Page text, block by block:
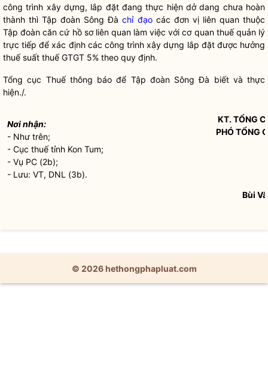
công trình xây dựng, lắp đặt đang thực hiện dở dang chưa hoàn
thành thì Tập đoàn Sông Đàchỉ đạocác đơn vị liên quan thuộc
Tập đoàn căn cứ hồ sơ liên quan làm việc với cơ quan thuế quản lý
trực tiếp để xác định các công trình xây dựng lắp đặt được hưởng
thuế suất thuế GTGT 5% theo quy định.
Tổng cục Thuế thông báo để Tập đoàn Sông Đà biết và thực
hiện./.
Nơi nhận:
- Như trên;
- Cục thuế tỉnh Kon Tum;
- Vụ PC (2b);
- Lưu: VT, DNL (3b).
KT. TỔNG
PHÓ TỔNG
Bùi
© 2026 hethongphapluat.com